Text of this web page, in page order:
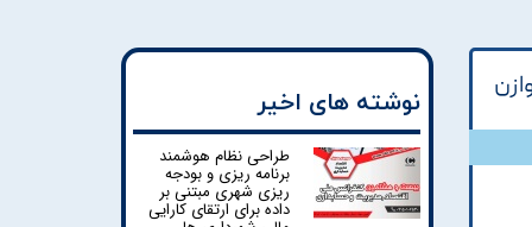
نوشته های اخیر
طراحی نظام هوشمند
برنامه ریزی و بودجه
ریزی شهری مبتنی بر
داده برای ارتقای کارایی